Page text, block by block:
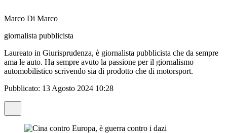
Marco Di Marco
giornalista pubblicista
Laureato in Giurisprudenza, è giornalista pubblicista che da sempre
ama le auto. Ha sempre avuto la passione per il giornalismo
automobilistico scrivendo sia di prodotto che di motorsport.
Pubblicato: 13 Agosto 2024 10:28